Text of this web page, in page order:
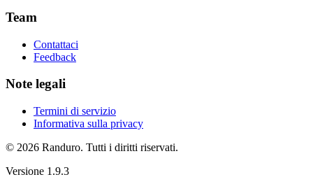
Team
Contattaci
Feedback
Note legali
Termini di servizio
Informativa sulla privacy
© 2026 Randuro. Tutti i diritti riservati.
Versione 1.9.3